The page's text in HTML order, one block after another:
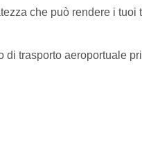
che può rendere i tuoi
trasporto aeroportuale